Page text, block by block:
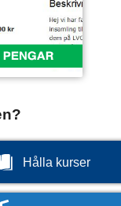
Hålla kurser